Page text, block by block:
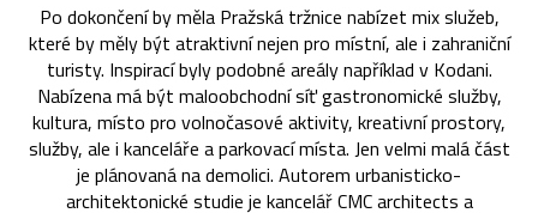
Po dokončení by měla Pražská tržnice nabízet mix služeb,
které by měly být atraktivní nejen pro místní, ale i zahraniční
turisty. Inspirací byly podobné areály například v Kodani.
Nabízena má být maloobchodní síť gastronomické služby,
kultura, místo pro volnočasové aktivity, kreativní prostory,
služby, ale i kanceláře a parkovací místa. Jen velmi malá část
je plánovaná na demolici. Autorem urbanisticko-
architektonické studie je kancelář CMC architects a